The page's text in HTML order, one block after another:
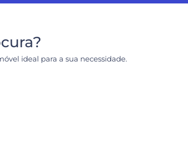
ideal para a sua necessidade.